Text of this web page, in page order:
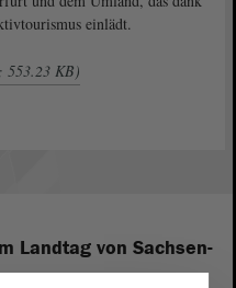
einlädt.
553.23 KB)
Landtag von Sachsen-